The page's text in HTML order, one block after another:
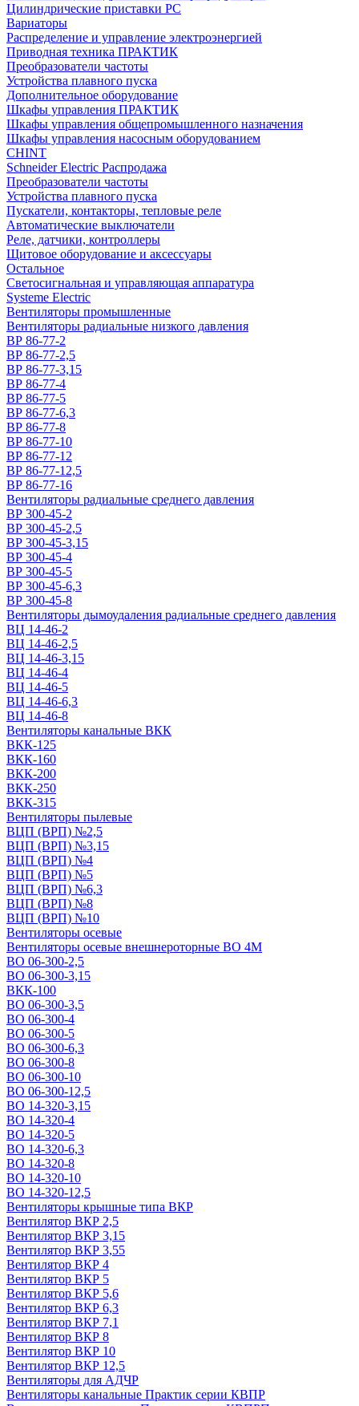
Цилиндрические приставки PC
Вариаторы
Распределение и управление электроэнергией
Приводная техника ПРАКТИК
Преобразователи частоты
Устройства плавного пуска
Дополнительное оборудование
Шкафы управления ПРАКТИК
Шкафы управления общепромышленного назначения
Шкафы управления насосным оборудованием
CHINT
Schneider Electric Распродажа
Преобразователи частоты
Устройства плавного пуска
Пускатели, контакторы, тепловые реле
Автоматические выключатели
Реле, датчики, контроллеры
Щитовое оборудование и аксессуары
Остальное
Светосигнальная и управляющая аппаратура
Systeme Electric
Вентиляторы промышленные
Вентиляторы радиальные низкого давления
ВР 86-77-2
ВР 86-77-2,5
ВР 86-77-3,15
ВР 86-77-4
ВР 86-77-5
ВР 86-77-6,3
ВР 86-77-8
ВР 86-77-10
ВР 86-77-12
ВР 86-77-12,5
ВР 86-77-16
Вентиляторы радиальные среднего давления
ВР 300-45-2
ВР 300-45-2,5
ВР 300-45-3,15
ВР 300-45-4
ВР 300-45-5
ВР 300-45-6,3
ВР 300-45-8
Вентиляторы дымоудаления радиальные среднего давления
ВЦ 14-46-2
ВЦ 14-46-2,5
ВЦ 14-46-3,15
ВЦ 14-46-4
ВЦ 14-46-5
ВЦ 14-46-6,3
ВЦ 14-46-8
Вентиляторы канальные ВКК
ВКК-125
ВКК-160
ВКК-200
ВКК-250
ВКК-315
Вентиляторы пылевые
ВЦП (ВРП) №2,5
ВЦП (ВРП) №3,15
ВЦП (ВРП) №4
ВЦП (ВРП) №5
ВЦП (ВРП) №6,3
ВЦП (ВРП) №8
ВЦП (ВРП) №10
Вентиляторы осевые
Вентиляторы осевые внешнероторные ВО 4М
ВО 06-300-2,5
ВО 06-300-3,15
ВКК-100
ВО 06-300-3,5
ВО 06-300-4
ВО 06-300-5
ВО 06-300-6,3
ВО 06-300-8
ВО 06-300-10
ВО 06-300-12,5
ВО 14-320-3,15
ВО 14-320-4
ВО 14-320-5
ВО 14-320-6,3
ВО 14-320-8
ВО 14-320-10
ВО 14-320-12,5
Вентиляторы крышные типа ВКР
Вентилятор ВКР 2,5
Вентилятор ВКР 3,15
Вентилятор ВКР 3,55
Вентилятор ВКР 4
Вентилятор ВКР 5
Вентилятор ВКР 5,6
Вентилятор ВКР 6,3
Вентилятор ВКР 7,1
Вентилятор ВКР 8
Вентилятор ВКР 10
Вентилятор ВКР 12,5
Вентиляторы для АДЧР
Вентиляторы канальные Практик серии КВПР